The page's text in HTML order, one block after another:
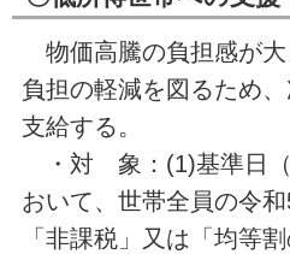
物価高騰の負担感が
負担の軽減を図るため
支給する。
・対 象：(1)基準日（
おいて、世帯全員の令
「非課税」又は「均等